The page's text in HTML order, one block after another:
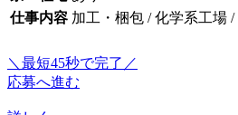
仕事内容 加工・梱包 / 化学系工場 /
＼最短45秒で完了／
応募へ進む